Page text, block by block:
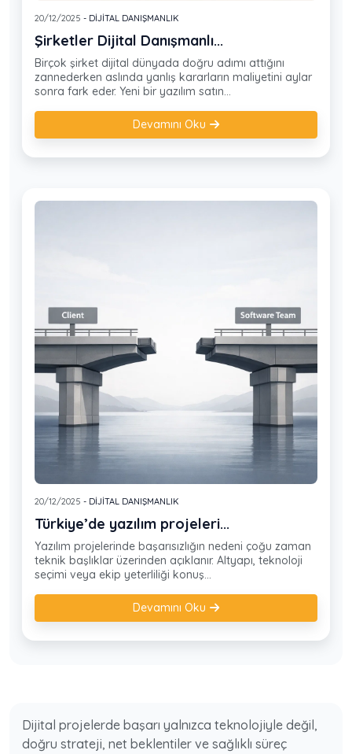
20/12/2025 - DIJITAL DANIŞMANLIK
Şirketler Dijital Danışmanlı...
Birçok şirket dijital dünyada doğru adımı attığını
zannederken aslında yanlış kararların maliyetini aylar
sonra fark eder. Yeni bir yazılım satın...
Devamını Oku
20/12/2025 - DIJITAL DANIŞMANLIK
Türkiye’de yazılım projeleri...
Yazılım projelerinde başarısızlığın nedeni çoğu zaman
teknik başlıklar üzerinden açıklanır. Altyapı, teknoloji
seçimi veya ekip yeterliliği konuş...
Devamını Oku
Dijital projelerde başarı yalnızca teknolojiyle değil,
doğru strateji, net beklentiler ve sağlıklı süreç